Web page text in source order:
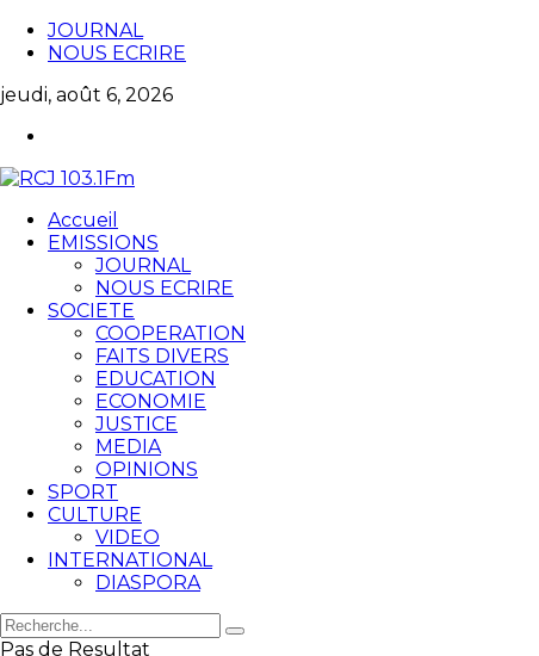
JOURNAL
NOUS ECRIRE
jeudi, août 6, 2026
Accueil
EMISSIONS
JOURNAL
NOUS ECRIRE
SOCIETE
COOPERATION
FAITS DIVERS
EDUCATION
ECONOMIE
JUSTICE
MEDIA
OPINIONS
SPORT
CULTURE
VIDEO
INTERNATIONAL
DIASPORA
Pas de Resultat